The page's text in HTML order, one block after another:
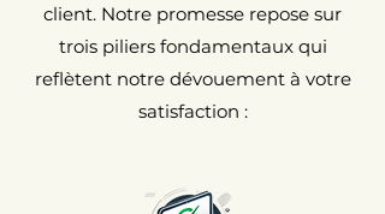
client. Notre promesse repose sur
trois piliers fondamentaux qui
reflètent notre dévouement à votre
satisfaction :